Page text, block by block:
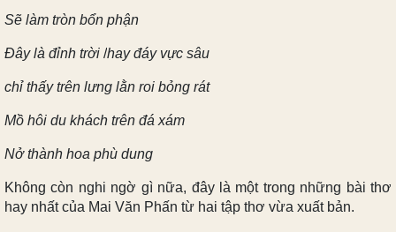
Sẽ làm tròn bổn phận
Đây là đỉnh trời /hay đáy vực sâu
chỉ thấy trên lưng lằn roi bỏng rát
Mồ hôi du khách trên đá xám
Nở thành hoa phù dung
Không còn nghi ngờ gì nữa, đây là một trong những bài thơ
hay nhất của Mai Văn Phấn từ hai tập thơ vừa xuất bản.